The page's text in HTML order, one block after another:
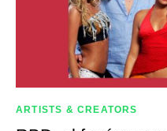
ARTISTS & CREATORS